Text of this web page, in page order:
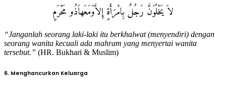
لاَ يَخْلُوَنَّ رَجُلٌ بِامْرَأَةٍ إِلاَّوَمَعَهاَذُو مَحْرَمٍ
“Janganlah seorang laki-laki itu berkhalwat (menyendiri) dengan
seorang wanita kecuali ada mahram yang menyertai wanita
tersebut.” (HR. Bukhari & Muslim)
6. Menghancurkan Keluarga